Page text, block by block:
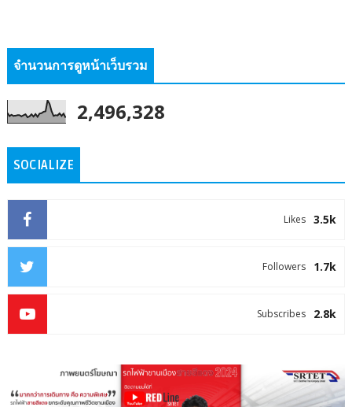
จำนวนการดูหน้าเว็บรวม
2,496,328
SOCIALIZE
3.5k
Likes
1.7k
Followers
2.8k
Subscribes